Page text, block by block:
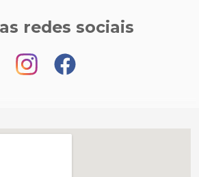
redes sociais